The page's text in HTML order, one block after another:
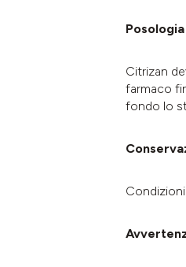
Posologia
Citrizan
farmaco
fondo lo